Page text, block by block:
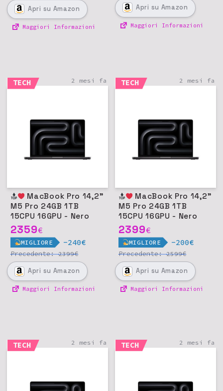
Apri su Amazon
Maggiori Informazioni
Apri su Amazon
Maggiori Informazioni
TECH 2 mesi fa
M5 Pro 24GB 1TB
15CPU 16GPU - Nero
siderale
2359€
MIGLIORE -240€
Precedente:2399€
Apri su Amazon
Maggiori Informazioni
TECH 2 mesi fa
M5 Pro 24GB 1TB
15CPU 16GPU - Nero
siderale
2399€
MIGLIORE -200€
Precedente:2599€
Apri su Amazon
Maggiori Informazioni
TECH 2 mesi fa TECH 2 mesi fa